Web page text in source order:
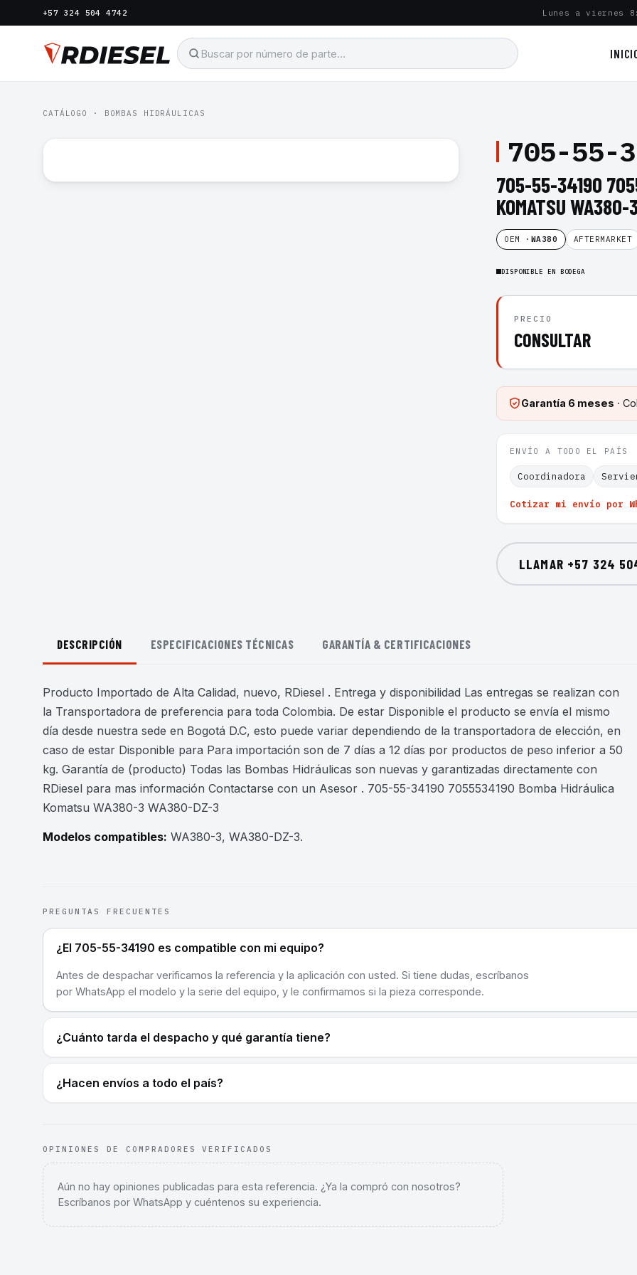
+57 324 504 4742 Lunes a viernes
CATÁLOGO · BOMBAS HIDRÁULICAS
705-55-
705-55-34190
KOMATSU
OEM · WA380 AFTERMARKET
DISPONIBLE EN BODEGA
PRECIO
CONSULTAR
Garantía 6 meses ·
ENVÍO A TODO EL PAÍS
Coordinadora
Cotizar mi envío por
LLAMAR +57 324
DESCRIPCIÓN ESPECIFICACIONES TÉCNICAS GARANTÍA & CERTIFICACIONES
Producto Importado de Alta Calidad, nuevo, RDiesel . Entrega y disponibilidad Las entregas se realizan con
la Transportadora de preferencia para toda Colombia. De estar Disponible el producto se envía el mismo
día desde nuestra sede en Bogotá D.C, esto puede variar dependiendo de la transportadora de elección, en
caso de estar Disponible para Para importación son de 7 días a 12 días por productos de peso inferior a 50
kg. Garantía de (producto) Todas las Bombas Hidráulicas son nuevas y garantizadas directamente con
RDiesel para mas información Contactarse con un Asesor . 705-55-34190 7055534190 Bomba Hidráulica
Komatsu WA380-3 WA380-DZ-3
Modelos compatibles: WA380-3, WA380-DZ-3.
PREGUNTAS FRECUENTES
¿El 705-55-34190 es compatible con mi equipo?
Antes de despachar verificamos la referencia y la aplicación con usted. Si tiene dudas, escríbanos
por WhatsApp el modelo y la serie del equipo, y le confirmamos si la pieza corresponde.
¿Cuánto tarda el despacho y qué garantía tiene?
¿Hacen envíos a todo el país?
OPINIONES DE COMPRADORES VERIFICADOS
Aún no hay opiniones publicadas para esta referencia. ¿Ya la compró con nosotros?
Escríbanos por WhatsApp y cuéntenos su experiencia.